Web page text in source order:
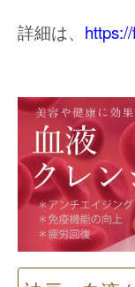
詳細は、